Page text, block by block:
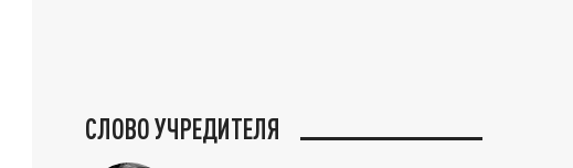
СЛОВО УЧРЕДИТЕЛЯ